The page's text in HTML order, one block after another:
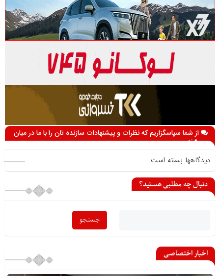
از شما سپاسگزاریم که نظرات و پیشنهادات سازنده تان را با ما در میان
می گذارید
دیدگاهها بسته است.
دنبال چه مطلبی هستید؟
اخبار اختصاصی